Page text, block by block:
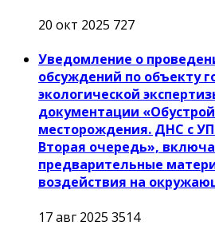
20 окт 2025 727
Уведомление о
обсуждений по объекту
экологической
документации
месторождения. ДНС с
Вторая очередь»,
предварительные
воздействия на
17 авг 2025 3514